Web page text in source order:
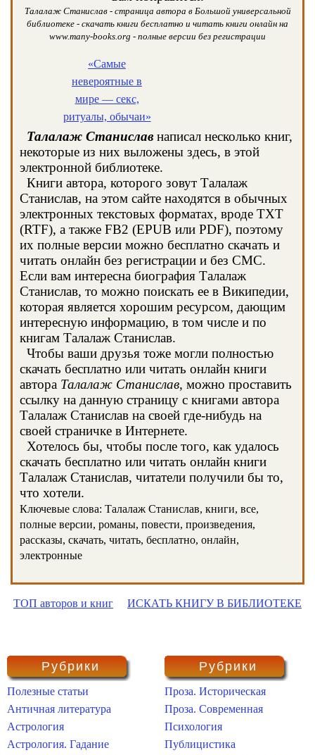
Талалаж Станислав - страница автора в Большой универсальной
библиотеке - скачать книги бесплатно и читать книги онлайн на
www.many-books.org - полные версии без регистрации
«Самые
невероятные в
мире — секс,
ритуалы, обычаи»
Талалаж Станислав написал несколько книг,
некоторые из них выложены здесь, в этой
электронной библиотеке.
Книги автора, которого зовут Талалаж
Станислав, на этом сайте находятся в обычных
электронных текстовых форматах, вроде TXT
(RTF), а также FB2 (EPUB или PDF), поэтому
их полные версии можно бесплатно скачать и
читать онлайн без регистрации и без СМС.
Если вам интересна биография Талалаж
Станислав, то можно поискать ее в Википедии,
которая является хорошим ресурсом, дающим
интересную информацию, в том числе и по
книгам Талалаж Станислав.
Чтобы ваши друзья тоже могли полностью
скачать бесплатно или читать онлайн книги
автора Талалаж Станислав, можно проставить
ссылку на данную страницу с книгами автора
Талалаж Станислав на своей где-нибудь на
своей страничке в Интернете.
Хотелось бы, чтобы после того, как удалось
скачать бесплатно или читать онлайн книги
Талалаж Станислав, читатели получили бы то,
что хотели.
Ключевые слова: Талалаж Станислав, книги, все,
полные версии, романы, повести, произведения,
рассказы, скачать, читать, бесплатно, онлайн,
электронные
ТОП авторов и книг ИСКАТЬ КНИГУ В БИБЛИОТЕКЕ
Рубрики
Полезные статьи
Античная литература
Астрология
Астрология. Гадание
Рубрики
Проза. Историческая
Проза. Современная
Психология
Публицистика